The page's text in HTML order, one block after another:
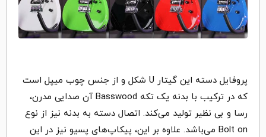
پروفایل دسته این گیتار U شکل و از جنس چوب میپل است
که در ترکیب با بدنه یک تکه Basswood آن صدایی مدرن،
رسا و بی نظیر تولید می‌کند. اتصال دسته به بدنه نیز از نوع
Bolt on می‌باشد. علاوه بر این، پیکاپ‌های پسیو نیز در این